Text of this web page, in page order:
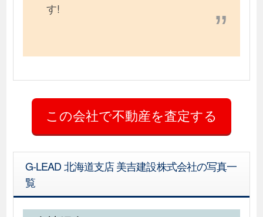
す!
G-LEAD 北海道支店 美吉建設株式会社の写真一
覧